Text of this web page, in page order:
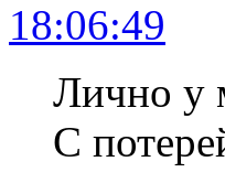
18:06:49
Лично у
С